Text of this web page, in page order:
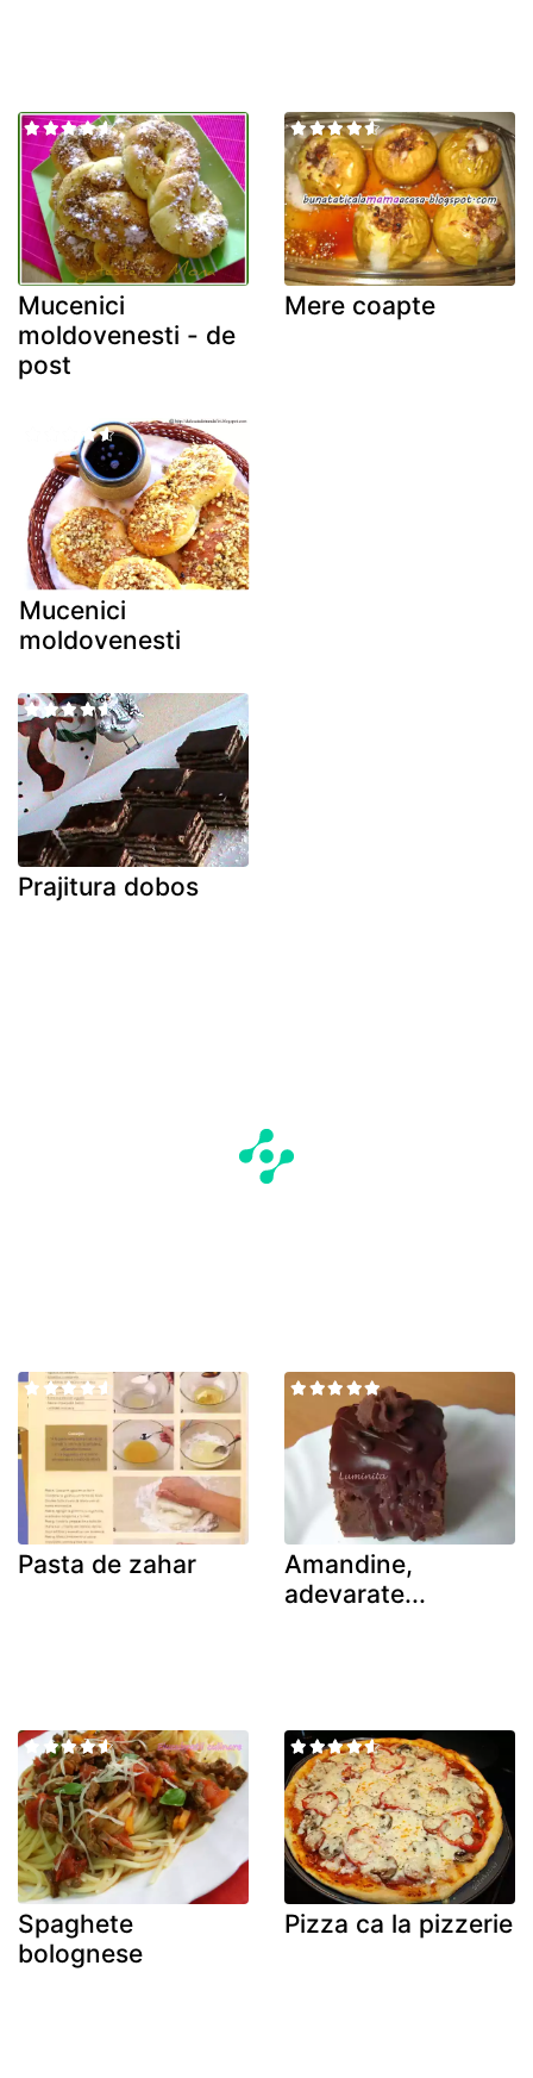
Mucenici
moldovenesti - de
post
Mere coapte
Mucenici
moldovenesti
Prajitura dobos
Pasta de zahar
Amandine,
adevarate...
Spaghete
bolognese
Pizza ca la pizzerie